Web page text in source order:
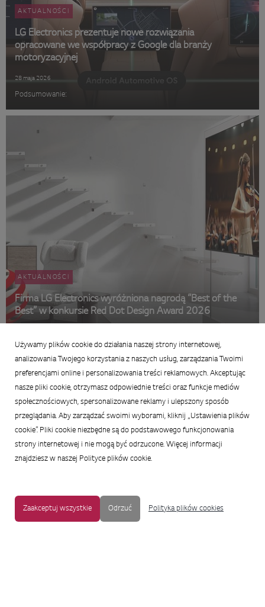
AKTUALNOŚCI
LG Electronics prezentuje nowe rozwiązania
opracowane we współpracy z Google dla branży
motoryzacyjnej
28 maja 2026
Podsumowanie:
AKTUALNOŚCI
Firma LG Electronics wyróżniona nagrodą “Best of the
Best” w konkursie Red Dot Design Award 2026
Podsumowanie wiadomości
Używamy plików cookie do działania naszej strony internetowej,
analizowania Twojego korzystania z naszych usług, zarządzania Twoimi
preferencjami online i personalizowania treści reklamowych. Akceptując
nasze pliki cookie, otrzymasz odpowiednie treści oraz funkcje mediów
społecznościowych, spersonalizowane reklamy i ulepszony sposób
przeglądania. Aby zarządzać swoimi wyborami, kliknij „Ustawienia plików
cookie”. Pliki cookie niezbędne są do podstawowego funkcjonowania
strony internetowej i nie mogą być odrzucone. Więcej informacji
znajdziesz w naszej Polityce plików cookie.
Zaakceptuj wszystkie Odrzuć Polityka plików cookies